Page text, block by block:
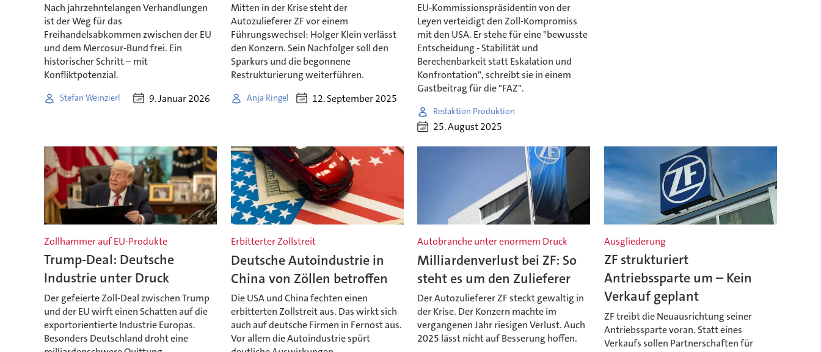
Nach jahrzehntelangen Verhandlungen
ist der Weg für das
Freihandelsabkommen zwischen der EU
und dem Mercosur-Bund frei. Ein
historischer Schritt – mit
Konfliktpotenzial.
Stefan Weinzierl 9. Januar 2026
Mitten in der Krise steht der
Autozulieferer ZF vor einem
Führungswechsel: Holger Klein verlässt
den Konzern. Sein Nachfolger soll den
Sparkurs und die begonnene
Restrukturierung weiterführen.
Anja Ringel 12. September 2025
EU-Kommissionspräsidentin von der
Leyen verteidigt den Zoll-Kompromiss
mit den USA. Er stehe für eine "bewusste
Entscheidung - Stabilität und
Berechenbarkeit statt Eskalation und
Konfrontation", schreibt sie in einem
Gastbeitrag für die "FAZ".
Redaktion Produktion
25. August 2025
Zollhammer auf EU-Produkte
Trump-Deal: Deutsche
Industrie unter Druck
Der gefeierte Zoll-Deal zwischen Trump
und der EU wirft einen Schatten auf die
exportorientierte Industrie Europas.
Besonders Deutschland droht eine
Erbitterter Zollstreit
Deutsche Autoindustrie in
China von Zöllen betroffen
Die USA und China fechten einen
erbitterten Zollstreit aus. Das wirkt sich
auch auf deutsche Firmen in Fernost aus.
Vor allem die Autoindustrie spürt
Autobranche unter enormem Druck
Milliardenverlust bei ZF: So
steht es um den Zulieferer
Der Autozulieferer ZF steckt gewaltig in
der Krise. Der Konzern machte im
vergangenen Jahr riesigen Verlust. Auch
2025 lässt nicht auf Besserung hoffen.
Ausgliederung
ZF strukturiert
Antriebssparte um – Kein
Verkauf geplant
ZF treibt die Neuausrichtung seiner
Antriebssparte voran. Statt eines
Verkaufs sollen Partnerschaften für